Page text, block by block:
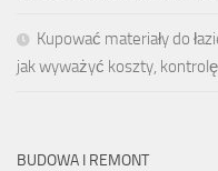
Kupować materiały do
jak wyważyć koszty,
BUDOWA I REMONT